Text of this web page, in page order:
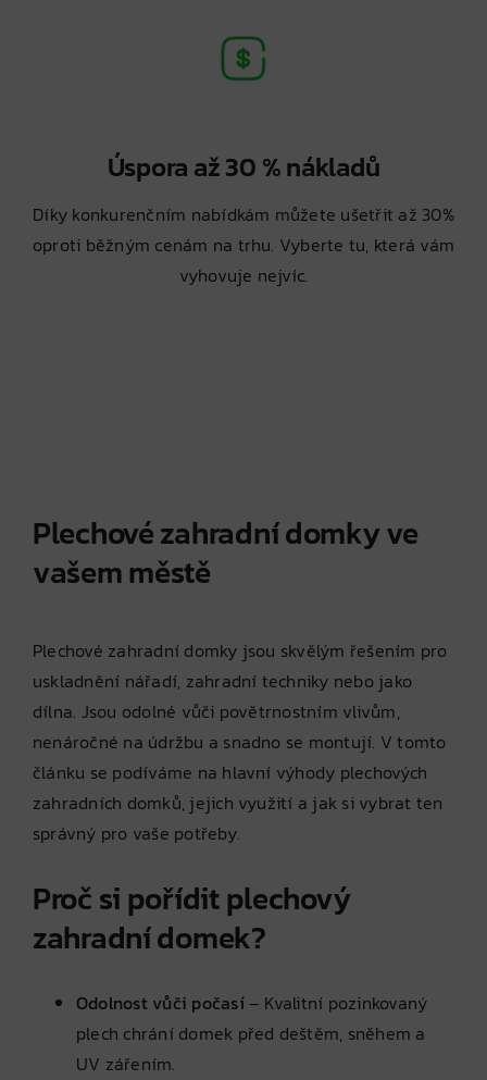
Úspora až 30 % nákladů
Díky konkurenčním nabídkám můžete ušetřit až 30%
oproti běžným cenám na trhu. Vyberte tu, která vám
vyhovuje nejvíc.
Plechové zahradní domky ve
vašem městě
Plechové zahradní domky jsou skvělým řešením pro
uskladnění nářadí, zahradní techniky nebo jako
dílna. Jsou odolné vůči povětrnostním vlivům,
nenáročné na údržbu a snadno se montují. V tomto
článku se podíváme na hlavní výhody plechových
zahradních domků, jejich využití a jak si vybrat ten
správný pro vaše potřeby.
Proč si pořídit plechový
zahradní domek?
Odolnost vůči počasí– Kvalitní pozinkovaný
plech chrání domek před deštěm, sněhem a
UV zářením.